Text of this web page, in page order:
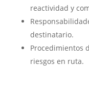
reactividad y
destinatario.
Procedimientos
riesgos en ruta.